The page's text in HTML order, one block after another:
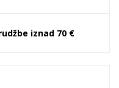
iznad 70 €